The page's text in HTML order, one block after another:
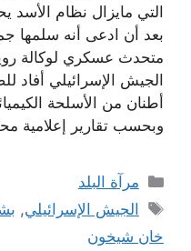
التي مايزال نظام الأسد
متحدث عسكري لوكالة
الجيش الإسرائيلي أفاد
أطنان من الأسلحة
وبحسب تقارير إعلامية
التصنيفات
مرآة البلد
الوسوم
الجيش الإسرائيلي,
خان شيخون